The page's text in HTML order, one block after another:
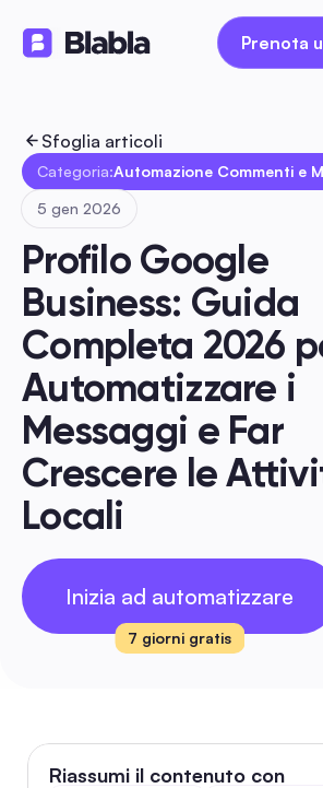
Prenota
Prenota
Sfoglia articoli
Categoria:Automazione Commenti e
5 gen 2026
Profilo Google
Business: Guida
Completa 2026
Automatizzare i
Messaggi e Far
Crescere le
Locali
Inizia ad automatizzare
7 giorni gratis
Riassumi il contenuto con